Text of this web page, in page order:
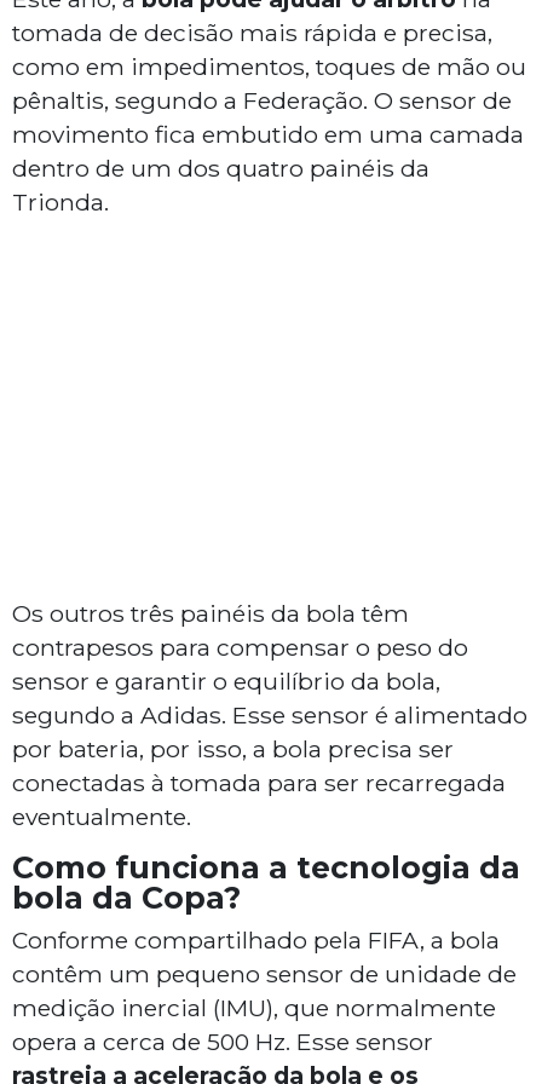
tomada de decisão mais rápida e precisa,
como em impedimentos, toques de mão ou
pênaltis, segundo a Federação. O sensor de
movimento fica embutido em uma camada
dentro de um dos quatro painéis da
Trionda.
Os outros três painéis da bola têm
contrapesos para compensar o peso do
sensor e garantir o equilíbrio da bola,
segundo a Adidas. Esse sensor é alimentado
por bateria, por isso, a bola precisa ser
conectadas à tomada para ser recarregada
eventualmente.
Como funciona a tecnologia da
bola da Copa?
Conforme compartilhado pela FIFA, a bola
contêm um pequeno sensor de unidade de
medição inercial (IMU), que normalmente
opera a cerca de 500 Hz. Esse sensor
rastreia a aceleração da bola e os